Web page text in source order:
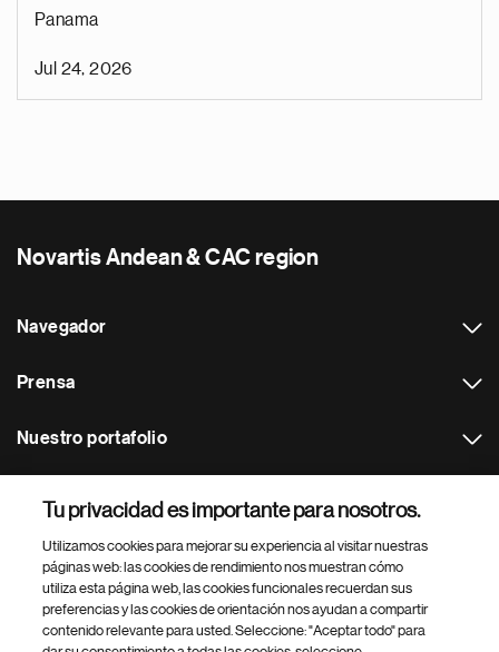
Panama
Jul 24, 2026
Novartis Andean & CAC region
Navegador
Prensa
Nuestro portafolio
Footer Site Search
Tu privacidad es importante para nosotros.
Utilizamos cookies para mejorar su experiencia al visitar nuestras
páginas web: las cookies de rendimiento nos muestran cómo
utiliza esta página web, las cookies funcionales recuerdan sus
preferencias y las cookies de orientación nos ayudan a compartir
contenido relevante para usted. Seleccione: "Aceptar todo" para